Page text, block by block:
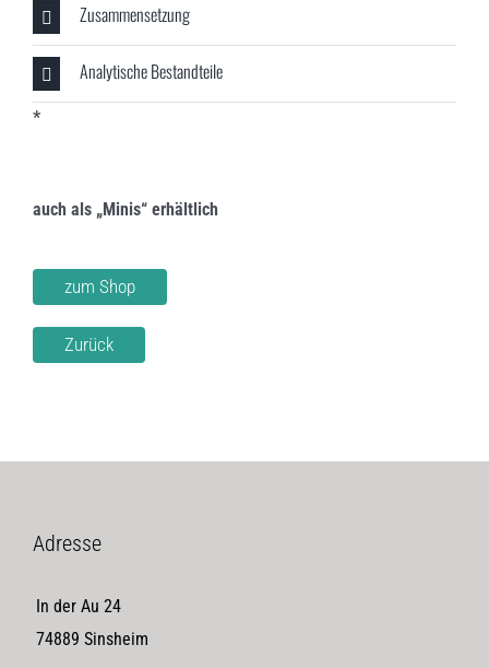
Zusammensetzung
Analytische Bestandteile
*
auch als „Minis“ erhältlich
zum Shop
Zurück
Adresse
In der Au 24
74889 Sinsheim